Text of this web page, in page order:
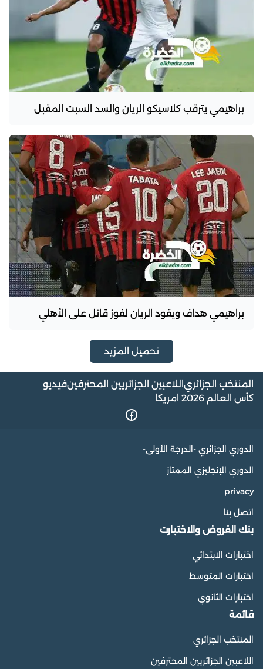
براهيمي يترقب كلاسيكو الريان والسد السبت المقبل
براهيمي هداف ويقود الريان لفوز قاتل على الأهلي
تحميل المزيد
المنتخب الجزائري اللاعبين الجزائريين المحترفينفيديو
كأس العالم 2026 امريكا
الدوري الجزائري -الدرجة الأولى-
الدوري الإنجليزي الممتاز
privacy
اتصل بنا
بنك الفروض والاختبارت
اختبارات الابتدائي
اختبارات المتوسط
اختبارات الثانوي
قائمة
المنتخب الجزائري
اللاعبين الجزائريين المحترفين